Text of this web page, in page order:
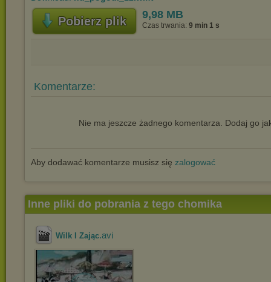
Pobierz plik 9,98 MB
Czas trwania: 9 min 1 s
Komentarze:
Nie ma jeszcze żadnego komentarza. Dodaj go
Aby dodawać komentarze musisz się zalogować
Inne pliki do pobrania z tego chomika
Wilk I Zając.avi